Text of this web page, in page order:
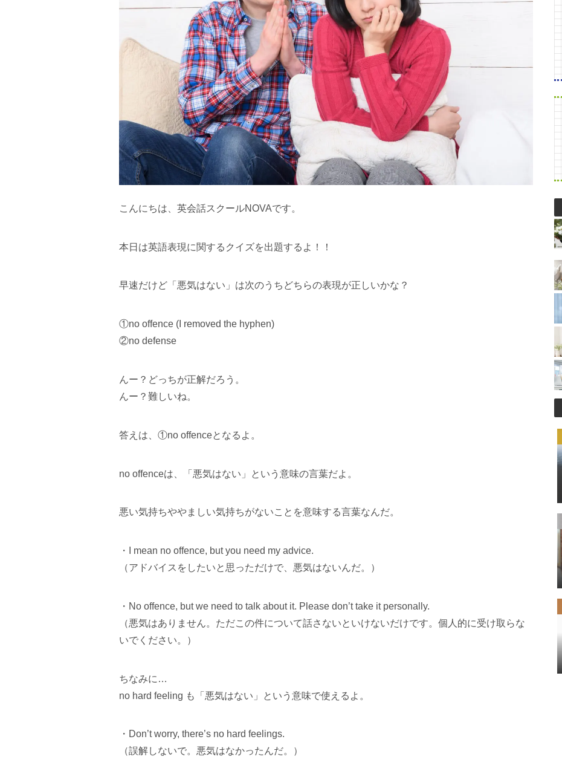
こんにちは、英会話スクールNOVAです。
本日は英語表現に関するクイズを出題するよ！！
早速だけど「悪気はない」は次のうちどちらの表現が正しいかな？
①no offence (I removed the hyphen)
②no defense
んー？どっちが正解だろう。
んー？難しいね。
答えは、①no offenceとなるよ。
no offenceは、「悪気はない」という意味の言葉だよ。
悪い気持ちややましい気持ちがないことを意味する言葉なんだ。
・I mean no offence, but you need my advice.
（アドバイスをしたいと思っただけで、悪気はないんだ。）
・No offence, but we need to talk about it. Please don’t take it personally.
（悪気はありません。ただこの件について話さないといけないだけです。個人的に受け取らな
いでください。）
ちなみに…
no hard feeling も「悪気はない」という意味で使えるよ。
・Don’t worry, there’s no hard feelings.
（誤解しないで。悪気はなかったんだ。）